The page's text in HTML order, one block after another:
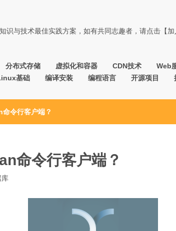
识与技术最佳实践方案，如有共同志趣者，请点击【加
分布式存储 虚拟化和容器 CDN技术 Web
基础 编译安装 编程语言 开源项目
令行客户端？
命令行客户端？
库